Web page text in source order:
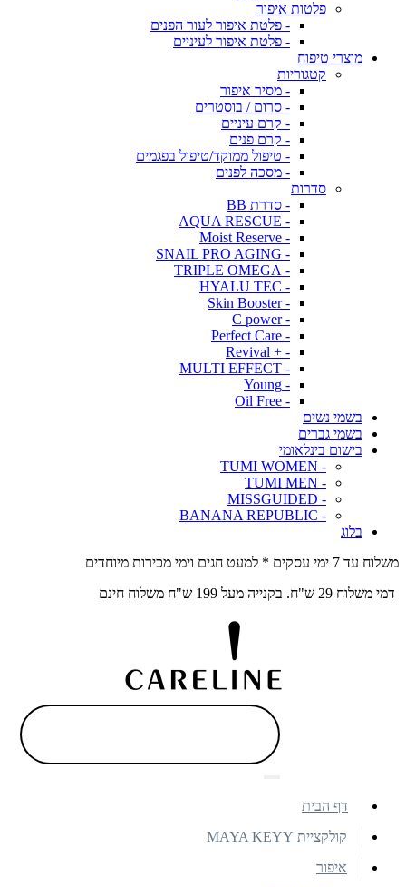
פלטות איפור
- פלטת איפור לעור הפנים
- פלטת איפור לעיניים
מוצרי טיפוח
קטגוריות
- מסיר איפור
- סרום / בוסטרים
- קרם עיניים
- קרם פנים
- טיפול ממוקד/טיפול בפגמים
- מסכה לפנים
סדרות
- סדרת BB
- AQUA RESCUE
- Moist Reserve
- SNAIL PRO AGING
- TRIPLE OMEGA
- HYALU TEC
- Skin Booster
- C power
- Perfect Care
- + Revival
- MULTI EFFECT
- Young
- Oil Free
בשמי נשים
בשמי גברים
בישום בינלאומי
- TUMI WOMEN
- TUMI MEN
- MISSGUIDED
- BANANA REPUBLIC
בלוג
משלוח עד 7 ימי עסקים * למעט חגים וימי מכירות מיוחדים
דמי משלוח 29 ש"ח. בקנייה מעל 199 ש"ח משלוח חינם
דף הבית
קולקציית MAYA KEYY
איפור